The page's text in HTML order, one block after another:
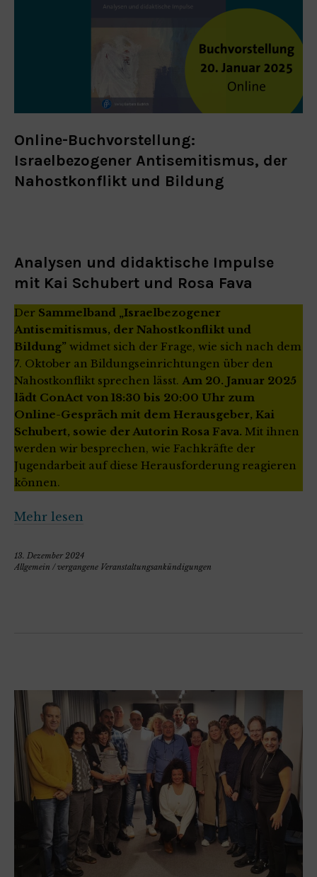
Online-Buchvorstellung:
Israelbezogener Antisemitismus, der
Nahostkonflikt und Bildung
Analysen und didaktische Impulse
mit Kai Schubert und Rosa Fava
Der Sammelband „Israelbezogener
Antisemitismus, der Nahostkonflikt und
Bildung” widmet sich der Frage, wie sich nach dem
7. Oktober an Bildungseinrichtungen über den
Nahostkonflikt sprechen lässt. Am 20. Januar 2025
lädt ConAct von 18:30 bis 20:00 Uhr zum
Online-Gespräch mit dem Herausgeber, Kai
Schubert, sowie der Autorin Rosa Fava. Mit ihnen
werden wir besprechen, wie Fachkräfte der
Jugendarbeit auf diese Herausforderung reagieren
können.
Mehr lesen
13. Dezember 2024
Allgemein /vergangene Veranstaltungsankündigungen